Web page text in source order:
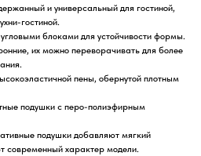
и универсальный для гостиной,
гостиной.
блоками для устойчивости формы.
их можно переворачивать для более
пены, обернутой плотным
подушки с перо-полиэфирным
подушки добавляют мягкий
современный характер модели.